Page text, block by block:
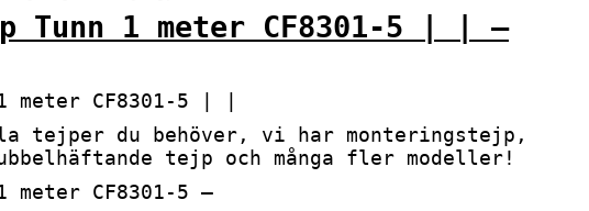
Tunn 1 meter CF8301-5 | | –
CF8301-5 | |
tejper du behöver, vi har monteringstejp,
tejp och många fler modeller!
CF8301-5 –